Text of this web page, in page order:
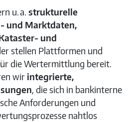
u. a. strukturelle
und Marktdaten,
und
stellen Plattformen und
die Wertermittlung bereit.
wir integrierte,
, die sich in bankinterne
Anforderungen und
nahtlos